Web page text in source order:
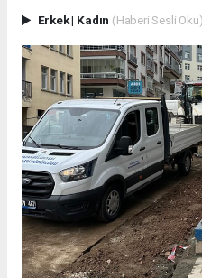
Erkek| Kadın (Haberi Sesli Oku)